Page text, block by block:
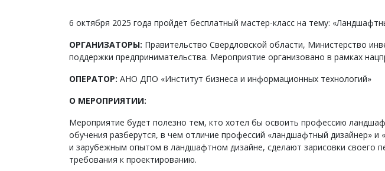
6 октября 2025 года пройдет бесплатный мастер-класс на тему:
ОРГАНИЗАТОРЫ: Правительство Свердловской области, Министерство
поддержки предпринимательства. Мероприятие организовано в рамках
ОПЕРАТОР: АНО ДПО «Институт бизнеса и информационных технологий»
О МЕРОПРИЯТИИ:
Мероприятие будет полезно тем, кто хотел бы освоить профессию
обучения разберутся, в чем отличие профессий «ландшафтный дизайнер»
и зарубежным опытом в ландшафтном дизайне, сделают зарисовки своего
требования к проектированию.